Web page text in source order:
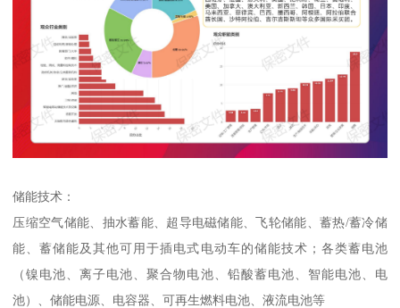
储能技术：
压缩空气储能、抽水蓄能、超导电磁储能、飞轮储能、蓄热/蓄冷储
能、蓄储能及其他可用于插电式电动车的储能技术；各类蓄电池
（镍电池、离子电池、聚合物电池、铅酸蓄电池、智能电池、电
池）、储能电源、电容器、可再生燃料电池、液流电池等